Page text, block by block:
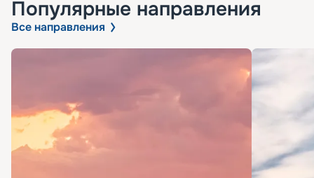
Популярные направления
Все направления